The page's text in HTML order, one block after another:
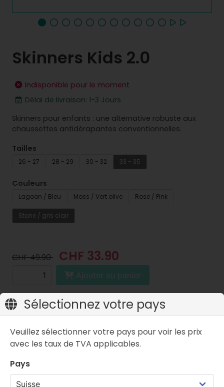
Skinners Kids 2.0
Indisponible pour le moment
Délai de livraison: 1-3 Jours
Skinners pour enfants : une alternative robuste aux
chaussettes antidérapantes conventionnelles.
Tailles
26 - 27 28 - 29 30 - 32 33 - 35
Couleurs
Lagoon / Bleu Moss / Vert olive Rose / Pink
Stone / gris clair
CHF 49.90 CHF 33.90
Ajouter au panier
Prix incluant la TVA
Description de l'article
Sélectionnez votre pays
Veuillez sélectionner votre pays pour voir les prix
avec les taux de TVA applicables.
Pays